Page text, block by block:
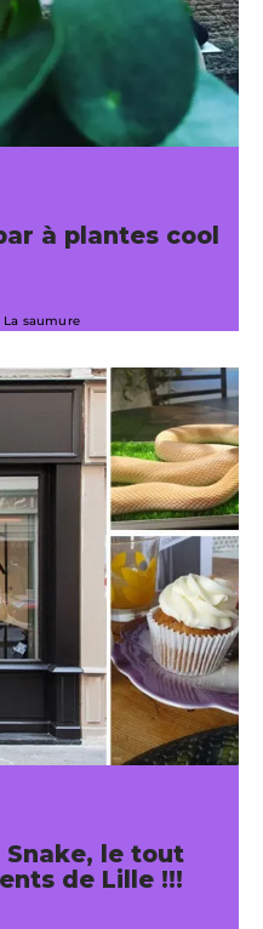
à plantes cool
La saumure
le tout
de Lille !!!